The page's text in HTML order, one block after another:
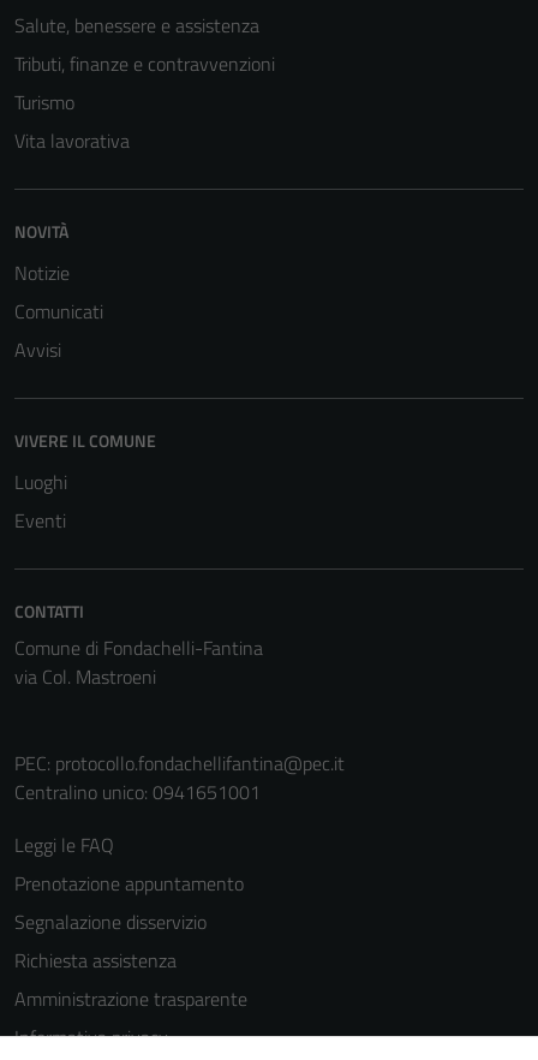
Salute, benessere e assistenza
Tributi, finanze e contravvenzioni
Turismo
Vita lavorativa
NOVITÀ
Notizie
Comunicati
Avvisi
VIVERE IL COMUNE
Luoghi
Eventi
CONTATTI
Comune di Fondachelli-Fantina
via Col. Mastroeni
PEC: protocollo.fondachellifantina@pec.it
Centralino unico: 0941651001
Leggi le FAQ
Prenotazione appuntamento
Segnalazione disservizio
Richiesta assistenza
Amministrazione trasparente
Informativa privacy
personali.